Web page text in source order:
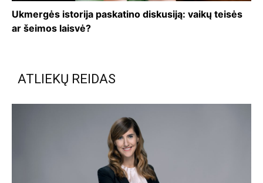
Ukmergės istorija paskatino diskusiją: vaikų teisės
ar šeimos laisvė?
ATLIEKŲ REIDAS